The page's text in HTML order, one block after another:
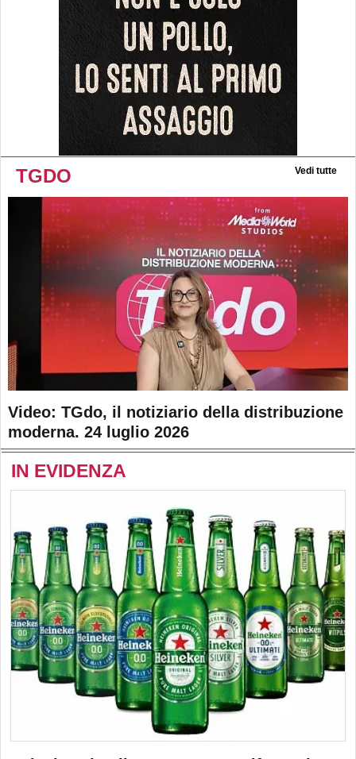
TGDO Vedi tutte
Video: TGdo, il notiziario della distribuzione
moderna. 24 luglio 2026
IN EVIDENZA